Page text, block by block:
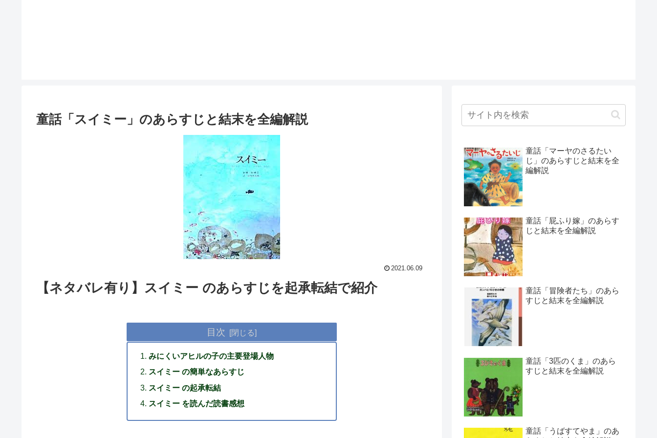
童話「スイミー」のあらすじと結末を全編解説
2021.06.09
【ネタバレ有り】スイミー のあらすじを起承転結で紹介
目次
みにくいアヒルの子の主要登場人物
スイミー の簡単なあらすじ
スイミー の起承転結
スイミー を読んだ読書感想
童話「マーヤのさるたい
じ」のあらすじと結末を全
編解説
童話「屁ふり嫁」のあらす
じと結末を全編解説
童話「冒険者たち」のあら
すじと結末を全編解説
童話「3匹のくま」のあら
すじと結末を全編解説
童話「うばすてやま」のあ